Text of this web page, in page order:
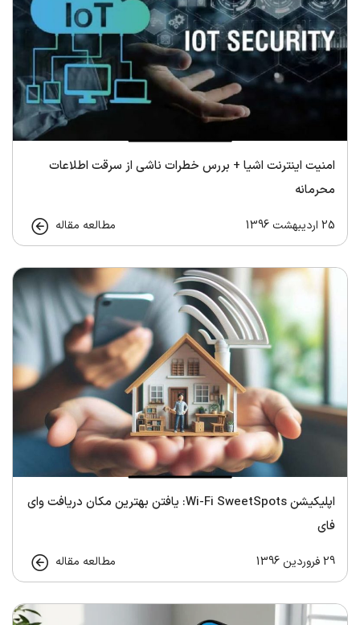
امنیت اینترنت اشیا + بررس خطرات ناشی از سرقت اطلاعات
محرمانه
25 اردیبهشت 1396 مطالعه مقاله
اپلیکیشن Wi-Fi SweetSpots: یافتن بهترین مکان دریافت وای
فای
29 فروردین 1396 مطالعه مقاله